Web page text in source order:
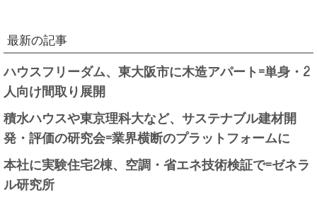
最新の記事
ハウスフリーダム、東大阪市に木造アパート=単身・2
人向け間取り展開
積水ハウスや東京理科大など、サステナブル建材開
発・評価の研究会=業界横断のプラットフォームに
本社に実験住宅2棟、空調・省エネ技術検証で=ゼネラ
ル研究所